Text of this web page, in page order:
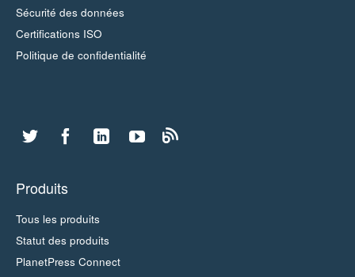
Sécurité des données
Certifications ISO
Politique de confidentialité
Produits
Tous les produits
Statut des produits
PlanetPress Connect